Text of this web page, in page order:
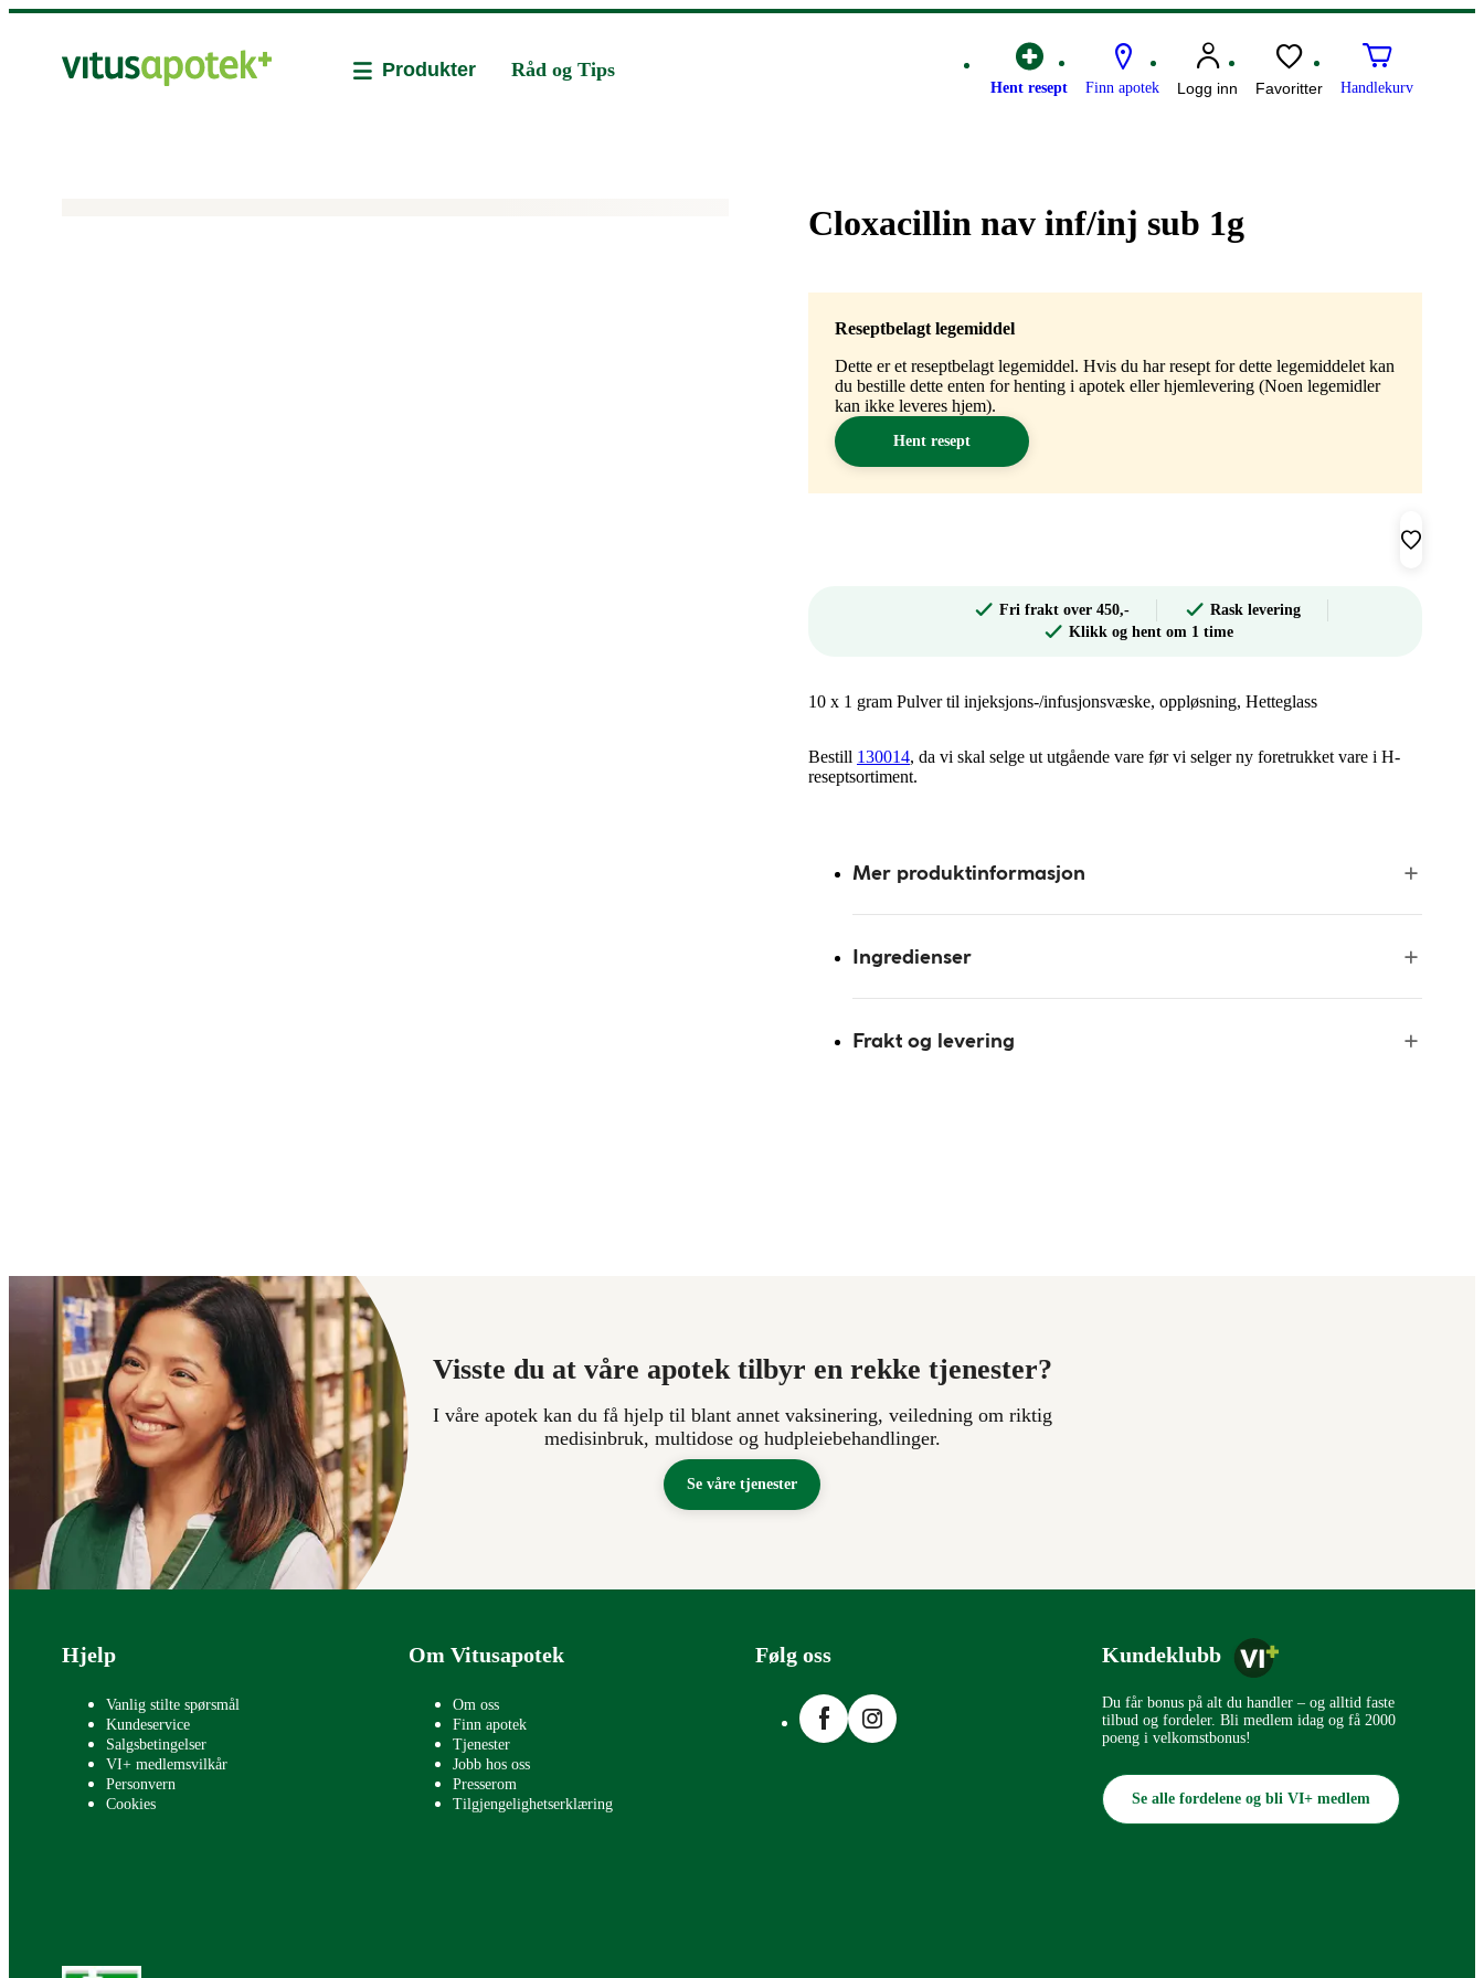
Hent resept Finn apotek Logg inn Favoritter Handlekurv
Produkter Råd og Tips
Merke
Cloxacillin nav inf/inj sub 1g
Reseptbelagt legemiddel
Dette er et reseptbelagt legemiddel. Hvis du har resept for dette legemiddelet kan
du bestille dette enten for henting i apotek eller hjemlevering (Noen legemidler
kan ikke leveres hjem).
Hent resept
Fri frakt over 450,-
Rask levering
Klikk og hent om 1 time
10 x 1 gram Pulver til injeksjons-/infusjonsvæske, oppløsning, Hetteglass
Bestill 130014, da vi skal selge ut utgående vare før vi selger ny foretrukket vare i H-
reseptsortiment.
Mer produktinformasjon
Ingredienser
Frakt og levering
Visste du at våre apotek tilbyr en rekke tjenester?
I våre apotek kan du få hjelp til blant annet vaksinering, veiledning om riktig
medisinbruk, multidose og hudpleiebehandlinger.
Se våre tjenester
Bunntekst
Hjelp
Vanlig stilte spørsmål
Kundeservice
Salgsbetingelser
VI+ medlemsvilkår
Personvern
Cookies
Om Vitusapotek
Om oss
Finn apotek
Tjenester
Jobb hos oss
Presserom
Tilgjengelighetserklæring
Følg oss
FacebookInstagram
Kundeklubb
Du får bonus på alt du handler – og alltid faste
tilbud og fordeler. Bli medlem idag og få 2000
poeng i velkomstbonus!
Se alle fordelene og bli VI+ medlem